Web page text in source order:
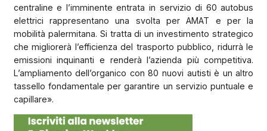
centraline e l’imminente entrata in servizio di 60 autobus
elettrici rappresentano una svolta per AMAT e per la
mobilità palermitana. Si tratta di un investimento strategico
che migliorerà l’efficienza del trasporto pubblico, ridurrà le
emissioni inquinanti e renderà l’azienda più competitiva.
L’ampliamento dell’organico con 80 nuovi autisti è un altro
tassello fondamentale per garantire un servizio puntuale e
capillare».